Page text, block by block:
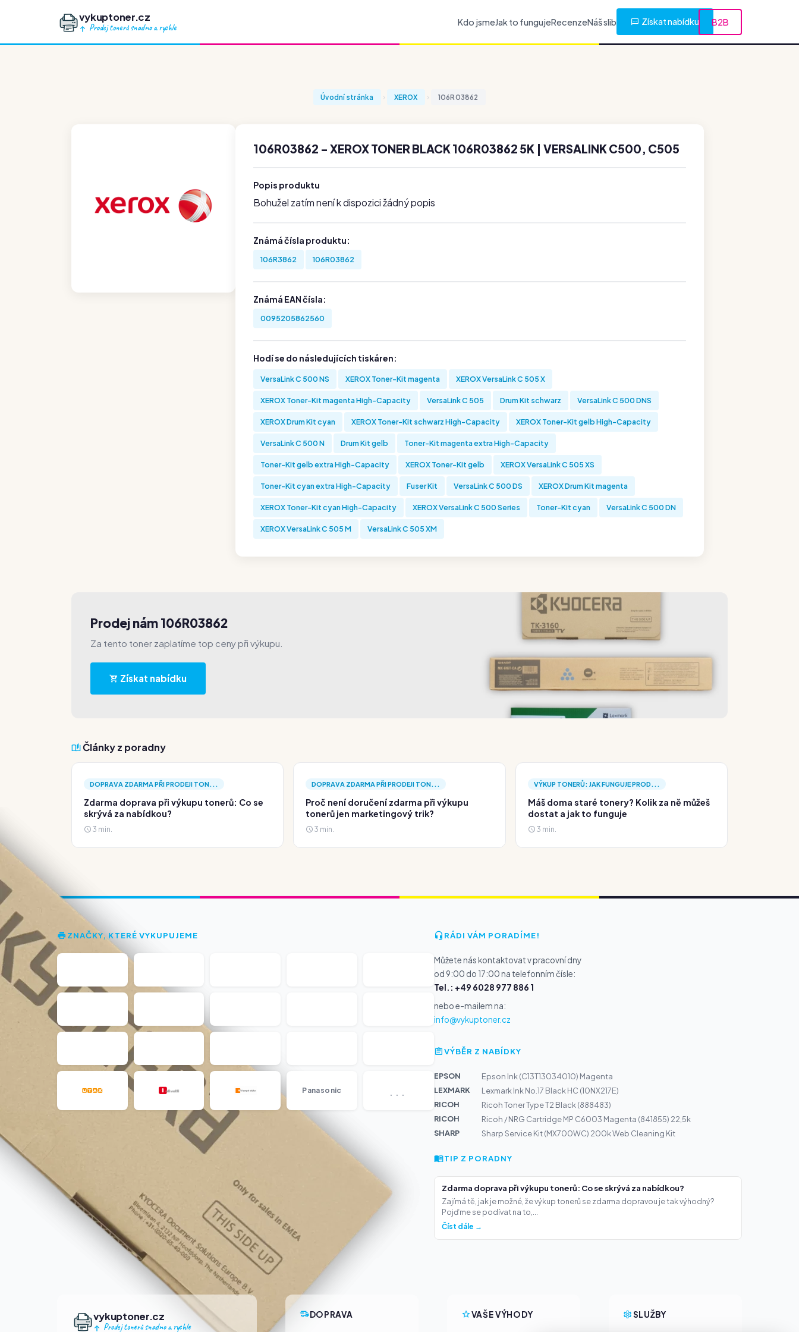
vykuptoner.cz
Prodej tonerů snadno a rychle
Kdo jsmeJak to fungujeRecenzeNáš slib Získat nabídku B2B
Úvodní stránka XEROX 106R03862
106R03862 - XEROX TONER BLACK 106R03862 5K | VERSALINK C500, C505
Popis produktu
Bohužel zatím není k dispozici žádný popis
Známá čísla produktu:
106R3862 106R03862
Známá EAN čísla:
0095205862560
Hodí se do následujících tiskáren:
VersaLink C 500 NS XEROX Toner-Kit magenta XEROX VersaLink C 505 X
XEROX Toner-Kit magenta High-Capacity VersaLink C 505 Drum Kit schwarz VersaLink C 500 DNS
XEROX Drum Kit cyan XEROX Toner-Kit schwarz High-Capacity XEROX Toner-Kit gelb High-Capacity
VersaLink C 500 N Drum Kit gelb Toner-Kit magenta extra High-Capacity
Toner-Kit gelb extra High-Capacity XEROX Toner-Kit gelb XEROX VersaLink C 505 XS
Toner-Kit cyan extra High-Capacity Fuser Kit VersaLink C 500 DS XEROX Drum Kit magenta
XEROX Toner-Kit cyan High-Capacity XEROX VersaLink C 500 Series Toner-Kit cyan VersaLink C 500 DN
XEROX VersaLink C 505 M VersaLink C 505 XM
Prodej nám 106R03862
Za tento toner zaplatíme top ceny při výkupu.
Získat nabídku
Články z poradny
DOPRAVA ZDARMA PŘI PRODEJI TON...
Zdarma doprava při výkupu tonerů: Co se
skrývá za nabídkou?
3 min.
DOPRAVA ZDARMA PŘI PRODEJI TON...
Proč není doručení zdarma při výkupu
tonerů jen marketingový trik?
3 min.
VÝKUP TONERŮ: JAK FUNGUJE PROD...
Máš doma staré tonery? Kolik za ně můžeš
dostat a jak to funguje
3 min.
ZNAČKY, KTERÉ VYKUPUJEME
Panasonic ...
RÁDI VÁM PORADÍME!
Můžete nás kontaktovat v pracovní dny
od 9:00 do 17:00 na telefonním čísle:
Tel.: +49 6028 977 886 1
nebo e-mailem na:
info@vykuptoner.cz
VÝBĚR Z NABÍDKY
EPSON
Epson Ink (C13T13034010) Magenta
LEXMARK
Lexmark Ink No.17 Black HC (10NX217E)
RICOH
Ricoh Toner Type T2 Black (888483)
RICOH
Ricoh / NRG Cartridge MP C6003 Magenta (841855) 22,5k
SHARP
Sharp Service Kit (MX700WC) 200k Web Cleaning Kit
TIP Z PORADNY
Zdarma doprava při výkupu tonerů: Co se skrývá za nabídkou?
Zajímá tě, jak je možné, že výkup tonerů se zdarma dopravou je tak výhodný?
Pojďme se podívat na to,...
Číst dále →
vykuptoner.cz
Prodej tonerů snadno a rychle
DOPRAVA VAŠE VÝHODY SLUŽBY